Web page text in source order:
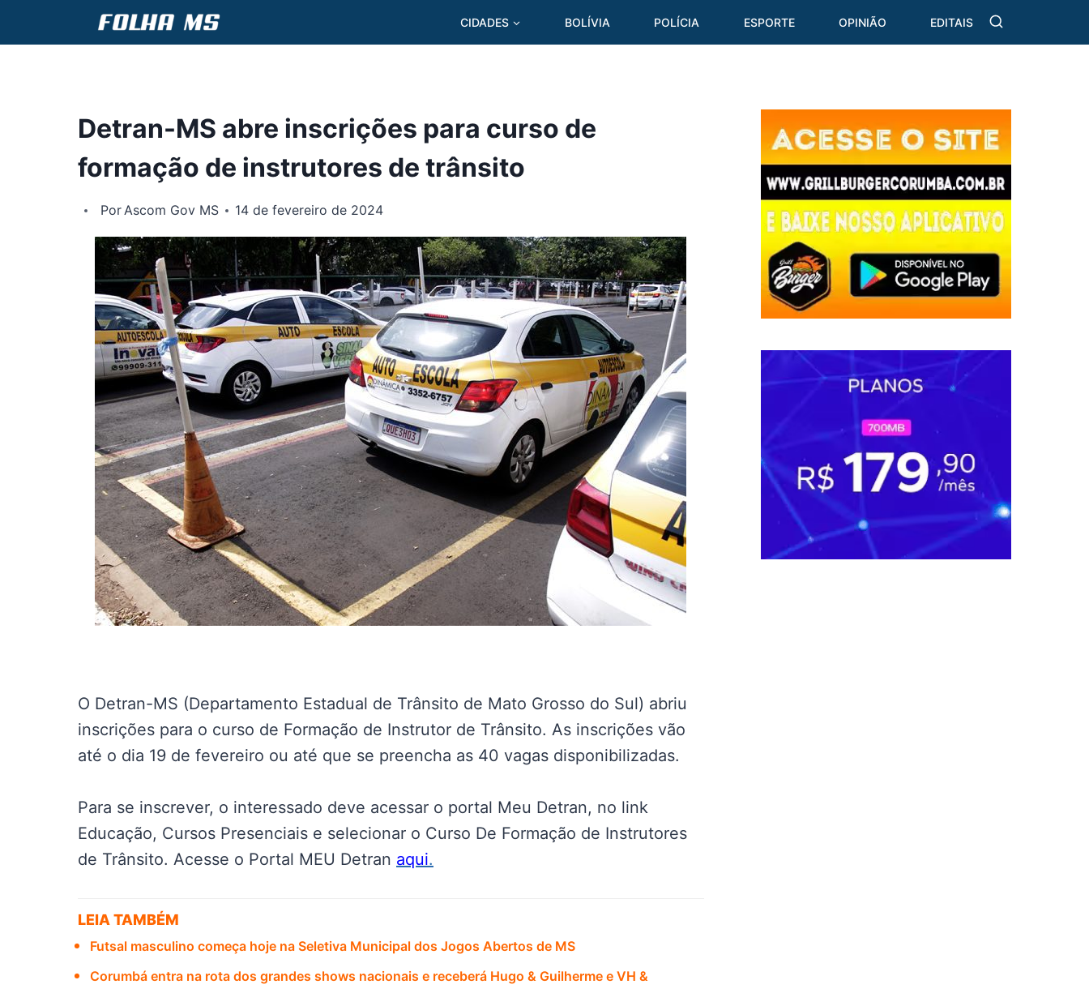
CIDADES BOLÍVIA POLÍCIA ESPORTE OPINIÃO EDITAIS
Detran-MS abre inscrições para curso de
formação de instrutores de trânsito
PorAscom Gov MS 14 de fevereiro de 2024
O Detran-MS (Departamento Estadual de Trânsito de Mato Grosso do Sul) abriu
inscrições para o curso de Formação de Instrutor de Trânsito. As inscrições vão
até o dia 19 de fevereiro ou até que se preencha as 40 vagas disponibilizadas.
Para se inscrever, o interessado deve acessar o portal Meu Detran, no link
Educação, Cursos Presenciais e selecionar o Curso De Formação de Instrutores
de Trânsito. Acesse o Portal MEU Detran aqui.
LEIA TAMBÉM
Futsal masculino começa hoje na Seletiva Municipal dos Jogos Abertos de MS
Corumbá entra na rota dos grandes shows nacionais e receberá Hugo & Guilherme e VH &